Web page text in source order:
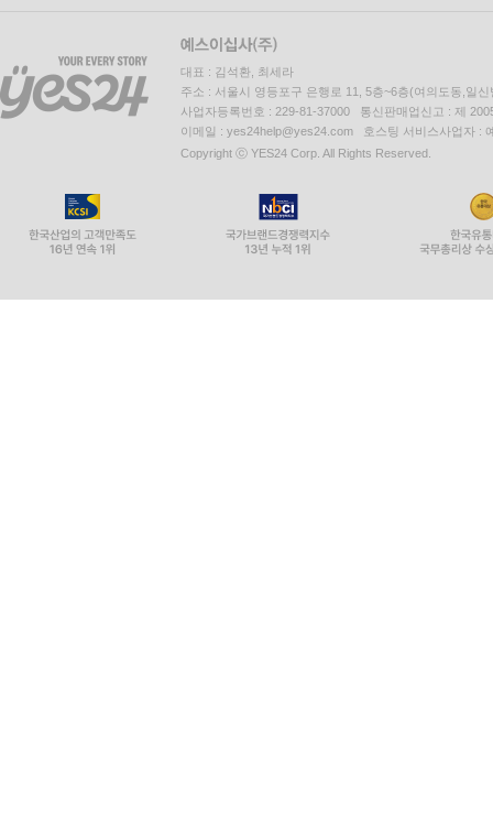
대표 : 김석환, 최세라
주소 : 서울시 영등포구 은행로 11, 5층~6층(여의도동,일신
사업자등록번호 : 229-81-37000 통신판매업신고 : 제
이메일 : yes24help@yes24.com 호스팅 서비스사업자 :
Copyright ⓒ YES24 Corp. All Rights Reserved.